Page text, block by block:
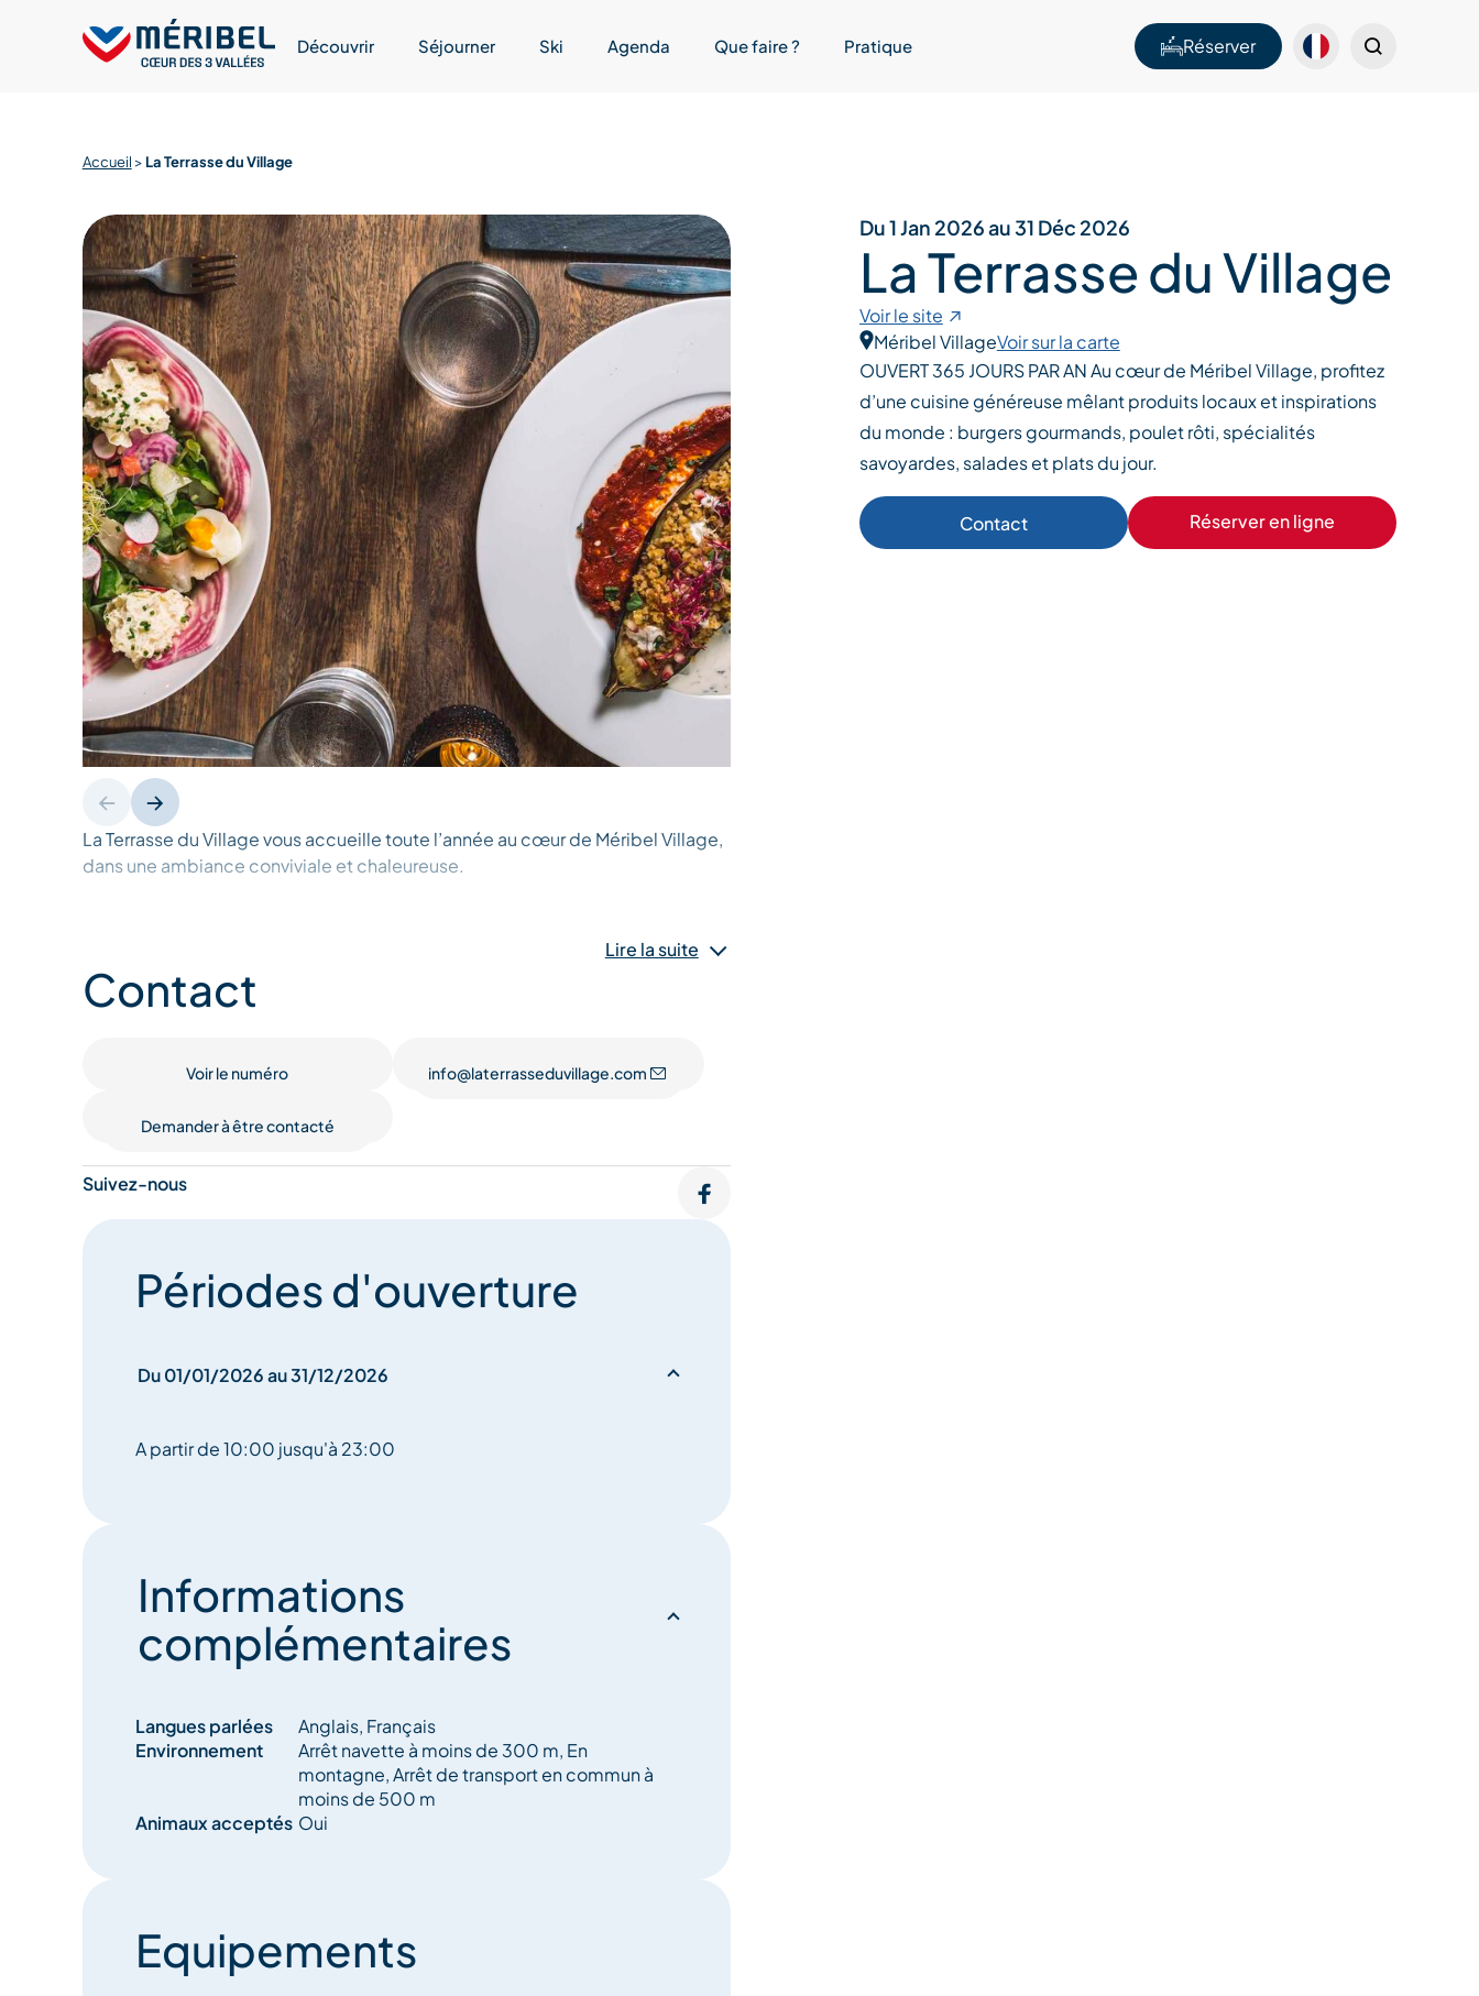
Découvrir Séjourner Ski Agenda Que faire ? Pratique Réserver
Accueil > La Terrasse du Village
La Terrasse du Village vous accueille toute l’année au cœur de Méribel Village,
dans une ambiance conviviale et chaleureuse.
variée, mêlant inspirations internationales et produits locaux de qualité. À la
carte : burgers gourmands, poulet rôti à la broche, spécialités savoyardes,
viandes locales, salades fraîches et plats du jour, avec des options
montagnes, idéale en toute saison, ainsi que de notre scène extérieure pour
l’après-ski avec concerts live réguliers .
végétales.
Lire la suite
Contact
Voir le numéro info@laterrasseduvillage.com
Demander à être contacté
Suivez-nous
Périodes d'ouverture
Du 01/01/2026 au 31/12/2026
A partir de 10:00 jusqu'à 23:00
Informations
complémentaires
Langues parlées
Anglais, Français
Environnement
Arrêt navette à moins de 300 m, En
montagne, Arrêt de transport en commun à
moins de 500 m
Animaux acceptés Oui
Equipements
Du 1 Jan 2026 au 31 Déc 2026
La Terrasse du Village
Voir le site
Méribel VillageVoir sur la carte
OUVERT 365 JOURS PAR AN Au cœur de Méribel Village, profitez
d’une cuisine généreuse mêlant produits locaux et inspirations
du monde : burgers gourmands, poulet rôti, spécialités
savoyardes, salades et plats du jour.
Contact Réserver en ligne